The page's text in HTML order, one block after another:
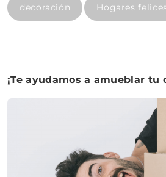
decoración Hogares felices
¡Te ayudamos a amueblar tu